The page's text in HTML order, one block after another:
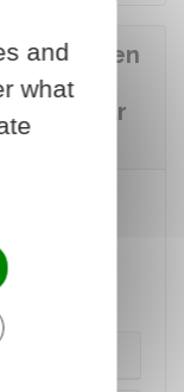
en
de
par
salarié
travail.
est du fait
and
what